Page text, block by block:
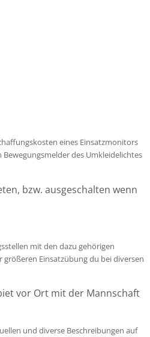
eines Einsatzmonitors
des Umkleidelichtes
bzw. ausgeschalten wenn
mit den dazu gehörigen
größeren Einsatzübung du bei diversen
vor Ort mit der Mannschaft
und diverse Beschreibungen auf